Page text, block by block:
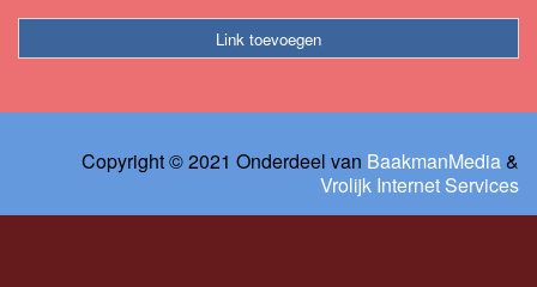
Link toevoegen
Copyright © 2021 Onderdeel van BaakmanMedia&
Vrolijk Internet Services